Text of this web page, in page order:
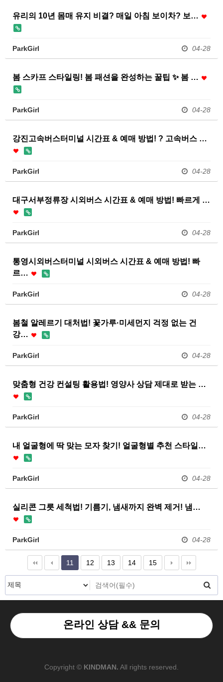
유리의 10년 몸매 유지 비결? 매일 아침 보이차? 보…
ParkGirl 04-28
봄 스카프 스타일링! 봄 패션을 완성하는 꿀팁 ✨ 봄 …
ParkGirl 04-28
강진고속버스터미널 시간표 & 예매 방법! ? 고속버스 …
ParkGirl 04-28
대구서부정류장 시외버스 시간표 & 예매 방법! 빠르게 …
ParkGirl 04-28
통영시외버스터미널 시외버스 시간표 & 예매 방법! 빠
르…
ParkGirl 04-28
봄철 알레르기 대처법! 꽃가루·미세먼지 걱정 없는 건
강…
ParkGirl 04-28
맞춤형 건강 컨설팅 활용법! 영양사 상담 제대로 받는 …
ParkGirl 04-28
내 얼굴형에 딱 맞는 모자 찾기! 얼굴형별 추천 스타일…
ParkGirl 04-28
실리콘 그릇 세척법! 기름기, 냄새까지 완벽 제거! 냄…
ParkGirl 04-28
11 12 13 14 15
온라인 상담 && 문의
Copyright © KINDMAN. All rights reserved.